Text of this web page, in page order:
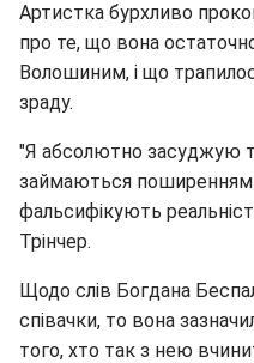
Артистка бурхливо
про те, що вона
Волошиним, і що
зраду.
"Я абсолютно засуджую
займаються поширенням
фальсифікують
Трінчер.
Щодо слів Богдана
співачки, то вона
того, хто так з нею